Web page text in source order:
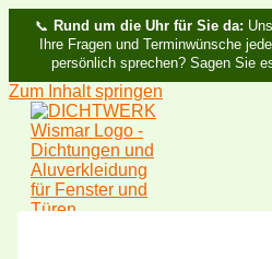
📞 Rund um die Uhr für Sie da:
Ihre Fragen und Terminwünsche
persönlich sprechen? Sagen Sie
Zum Inhalt springen